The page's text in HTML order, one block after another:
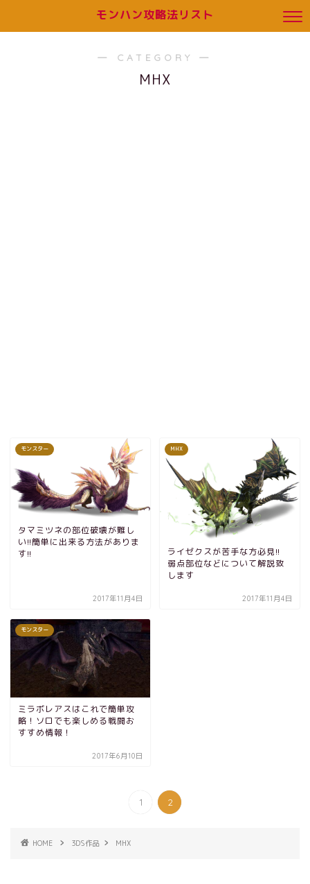
モンハン攻略法リスト
― CATEGORY ―
MHX
モンスター
タマミツネの部位破壊が難し
い!!簡単に出来る方法がありま
す!!
2017年11月4日
MHX
ライゼクスが苦手な方必見!!
弱点部位などについて解説致
します
2017年11月4日
モンスター
ミラボレアスはこれで簡単攻
略！ソロでも楽しめる戦闘お
すすめ情報！
2017年6月10日
1 2
HOME 3DS作品 MHX